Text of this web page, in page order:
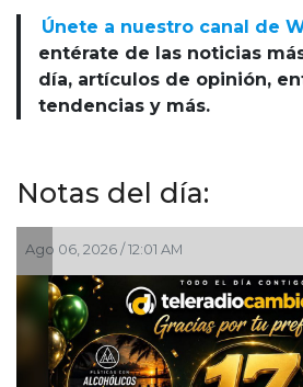
Únete a nuestro canal de
entérate de las noticias
día, artículos de opinión,
tendencias y más.
Notas del día:
2026 / 12:01 AM